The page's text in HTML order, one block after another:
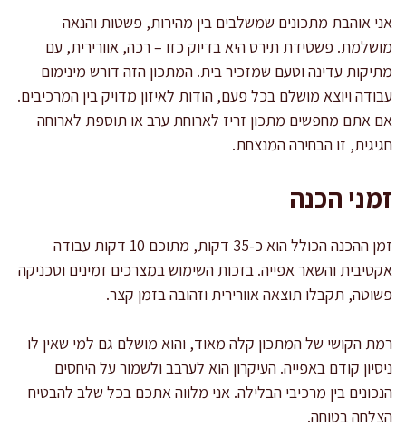
אני אוהבת מתכונים שמשלבים בין מהירות, פשטות והנאה
מושלמת. פשטידת תירס היא בדיוק כזו – רכה, אוורירית, עם
מתיקות עדינה וטעם שמזכיר בית. המתכון הזה דורש מינימום
עבודה ויוצא מושלם בכל פעם, הודות לאיזון מדויק בין המרכיבים.
אם אתם מחפשים מתכון זריז לארוחת ערב או תוספת לארוחה
חגיגית, זו הבחירה המנצחת.
זמני הכנה
זמן ההכנה הכולל הוא כ-35 דקות, מתוכם 10 דקות עבודה
אקטיבית והשאר אפייה. בזכות השימוש במצרכים זמינים וטכניקה
פשוטה, תקבלו תוצאה אוורירית וזהובה בזמן קצר.
רמת הקושי של המתכון קלה מאוד, והוא מושלם גם למי שאין לו
ניסיון קודם באפייה. העיקרון הוא לערבב ולשמור על היחסים
הנכונים בין מרכיבי הבלילה. אני מלווה אתכם בכל שלב להבטיח
הצלחה בטוחה.